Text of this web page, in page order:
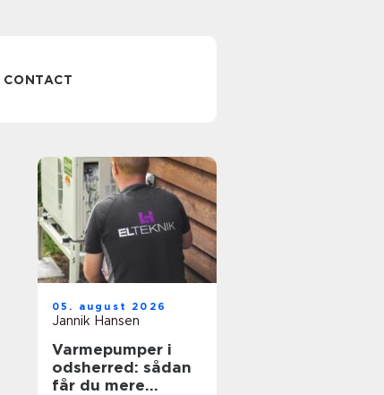
CONTACT
05. august 2026
Jannik Hansen
Varmepumper i
odsherred: sådan
får du mere